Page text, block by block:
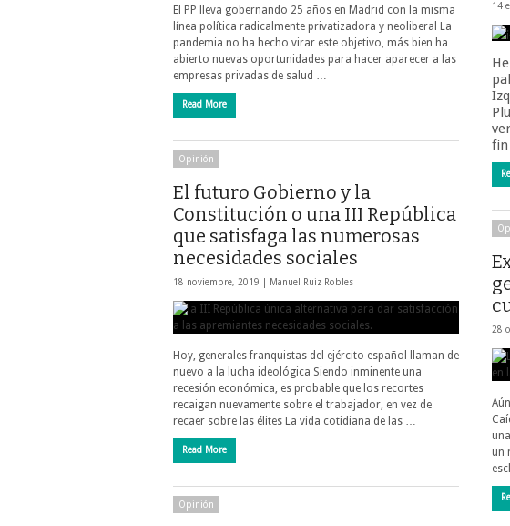
El PP lleva gobernando 25 años en Madrid con la misma
línea política radicalmente privatizadora y neoliberal La
pandemia no ha hecho virar este objetivo, más bien ha
abierto nuevas oportunidades para hacer aparecer a las
empresas privadas de salud …
Read More
14
Opinión
El futuro Gobierno y la
Constitución o una III República
que satisfaga las numerosas
necesidades sociales
18 noviembre, 2019 | Manuel Ruiz Robles
Hoy, generales franquistas del ejército español llaman de
nuevo a la lucha ideológica Siendo inminente una
recesión económica, es probable que los recortes
recaigan nuevamente sobre el trabajador, en vez de
recaer sobre las élites La vida cotidiana de las …
Read More
28
un
Opinión